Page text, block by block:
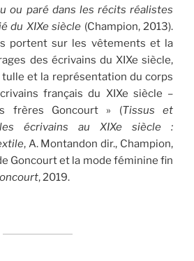
ou paré dans les récits réalistes
du XIXesiècle (Champion, 2013).
portent sur les vêtements et la
des écrivains du XIXe siècle,
tulle et la représentation du corps
français du XIXe siècle –
frères Goncourt » (Tissus et
écrivains au XIXe siècle :
, A. Montandon dir., Champion,
Goncourt et la mode féminine fin
, 2019.